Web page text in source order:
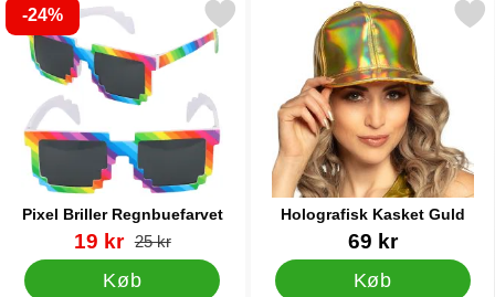
-24%
Pixel Briller Regnbuefarvet
Varenr 84787
pris
19 kr pris
25 kr
Køb
Markér pixel Briller Regnbuefarvet som favorit
Holografisk Kasket Guld
Varenr 2288769 kr
Køb
Markér holografisk